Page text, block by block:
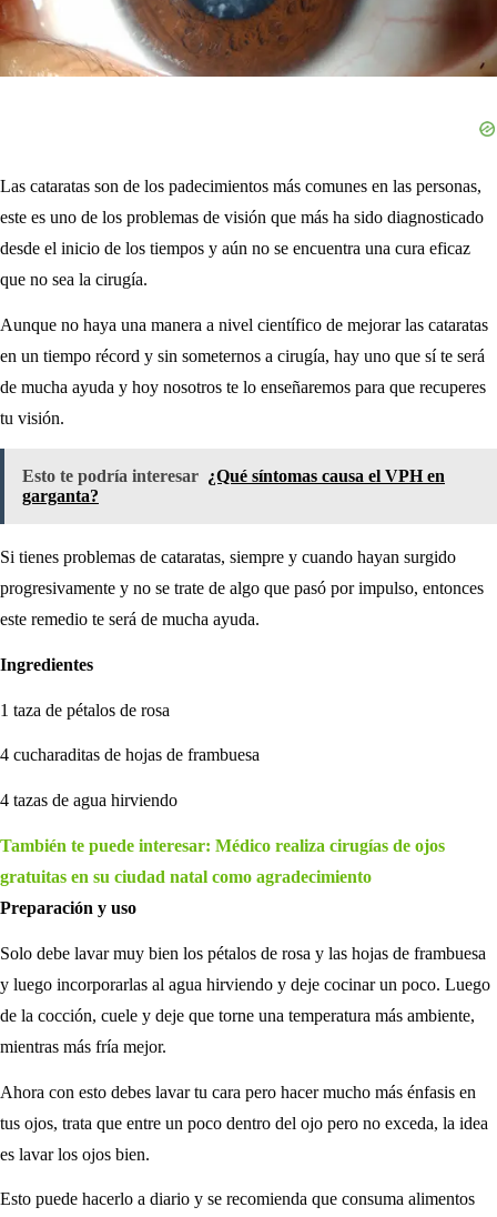
Las cataratas son de los padecimientos más comunes en las personas,
este es uno de los problemas de visión que más ha sido diagnosticado
desde el inicio de los tiempos y aún no se encuentra una cura eficaz
que no sea la cirugía.
Aunque no haya una manera a nivel científico de mejorar las cataratas
en un tiempo récord y sin someternos a cirugía, hay uno que sí te será
de mucha ayuda y hoy nosotros te lo enseñaremos para que recuperes
tu visión.
Esto te podría interesar ¿Qué síntomas causa el VPH en
garganta?
Si tienes problemas de cataratas, siempre y cuando hayan surgido
progresivamente y no se trate de algo que pasó por impulso, entonces
este remedio te será de mucha ayuda.
Ingredientes
1 taza de pétalos de rosa
4 cucharaditas de hojas de frambuesa
4 tazas de agua hirviendo
También te puede interesar: Médico realiza cirugías de ojos
gratuitas en su ciudad natal como agradecimiento
Preparación y uso
Solo debe lavar muy bien los pétalos de rosa y las hojas de frambuesa
y luego incorporarlas al agua hirviendo y deje cocinar un poco. Luego
de la cocción, cuele y deje que torne una temperatura más ambiente,
mientras más fría mejor.
Ahora con esto debes lavar tu cara pero hacer mucho más énfasis en
tus ojos, trata que entre un poco dentro del ojo pero no exceda, la idea
es lavar los ojos bien.
Esto puede hacerlo a diario y se recomienda que consuma alimentos